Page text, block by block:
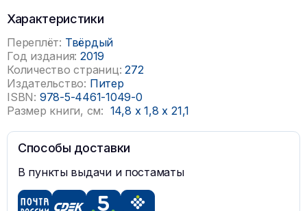
Характеристики
Переплёт: Твёрдый
Год издания: 2019
Количество страниц: 272
Издательство: Питер
ISBN: 978-5-4461-1049-0
Размер книги, см: 14,8 x 1,8x 21,1
Способы доставки
В пункты выдачи и постаматы